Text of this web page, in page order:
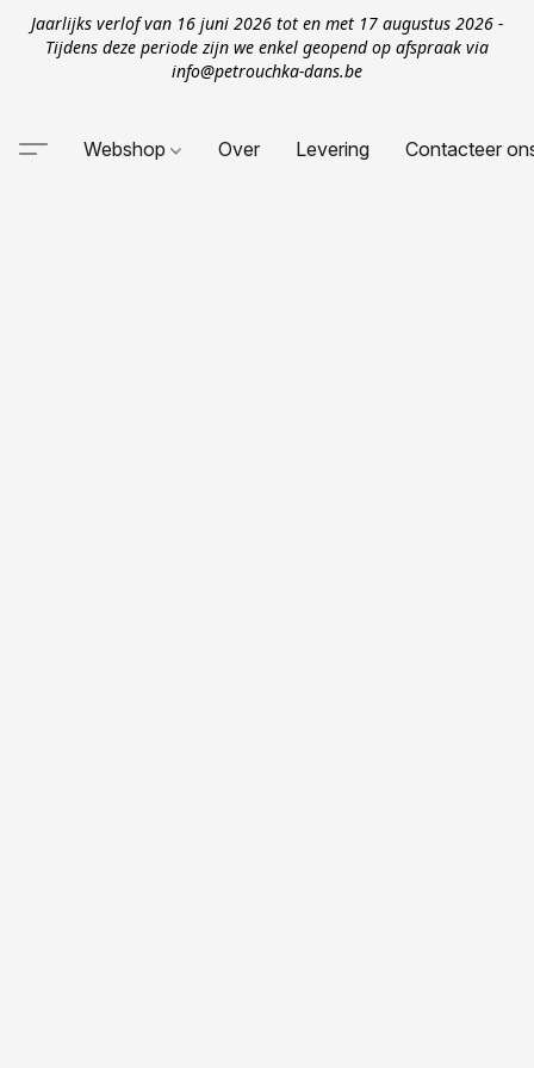
Jaarlijks verlof van 16 juni 2026 tot en met 17 augustus 2026 -
Tijdens deze periode zijn we enkel geopend op afspraak via
info@petrouchka-dans.be
Webshop Over Levering Contacteer